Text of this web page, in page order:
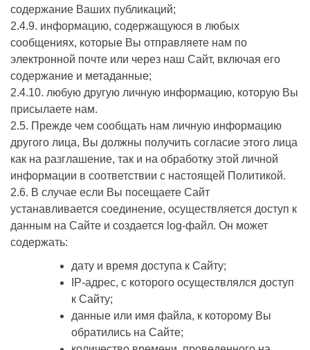
содержание Ваших публикаций;
2.4.9. информацию, содержащуюся в любых
сообщениях, которые Вы отправляете нам по
электронной почте или через наш Сайт, включая его
содержание и метаданные;
2.4.10. любую другую личную информацию, которую Вы
присылаете нам.
2.5. Прежде чем сообщать нам личную информацию
другого лица, Вы должны получить согласие этого лица
как на разглашение, так и на обработку этой личной
информации в соответствии с настоящей Политикой.
2.6. В случае если Вы посещаете Сайт
устанавливается соединение, осуществляется доступ к
данным на Сайте и создается log-файл. Он может
содержать:
дату и время доступа к Сайту;
IP-адрес, с которого осуществлялся доступ
к Сайту;
данные или имя файла, к которому Вы
обратились на Сайте;